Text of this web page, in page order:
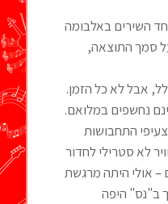
השירים באלבומה
סמך התוצאה,
אבל לא כל הזמן.
נחשפים במלואם.
התחבושות
לא סטרילי לחדור
– אולי היתה מרגשת
ב"נס" היפה